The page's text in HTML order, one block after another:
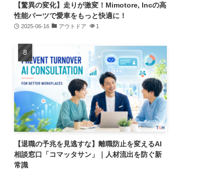
【驚異の変化】走りが激変！Mimotore, Incの高
性能パーツで愛車をもっと快適に！
2025-06-16 アウトドア 1
【退職の予兆を見逃すな】離職防止を変えるAI
相談窓口「コマッタサン」｜人材流出を防ぐ新
常識